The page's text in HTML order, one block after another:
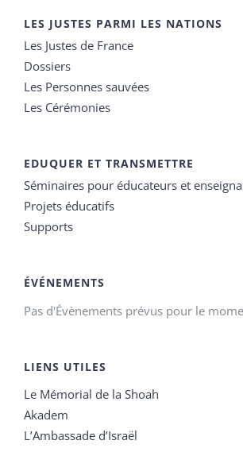
LES JUSTES PARMI LES NATIONS
Les Justes de France
Dossiers
Les Personnes sauvées
Les Cérémonies
EDUQUER ET TRANSMETTRE
Séminaires pour éducateurs et
Projets éducatifs
Supports
ÉVÉNEMENTS
Pas d'Évènements prévus pour le
LIENS UTILES
Le Mémorial de la Shoah
Akadem
L’Ambassade d’Israël